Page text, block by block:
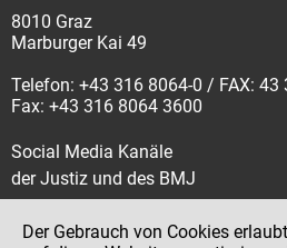
8010 Graz
Marburger Kai 49
Telefon: +43 316 8064-0 / FAX: 43
Fax: +43 316 8064 3600
Social Media Kanäle
der Justiz und des BMJ
Der Gebrauch von Cookies